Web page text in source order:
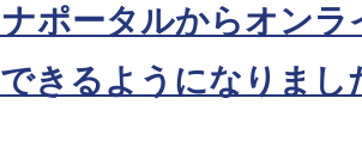
ポータルからオンラ
きるようになりまし